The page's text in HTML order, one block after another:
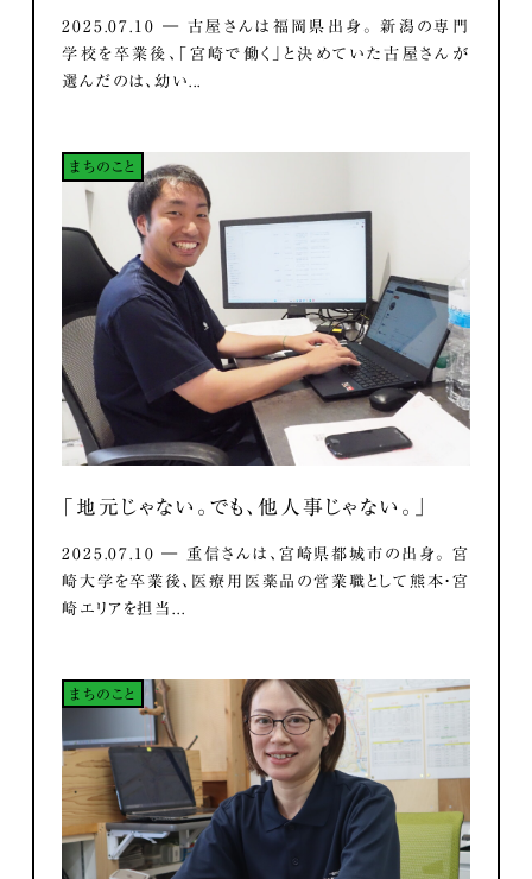
2025.07.10 ― 古屋さんは福岡県出身。 新潟の専門
学校を卒業後、「宮崎で働く」と決めていた古屋さんが
選んだのは、幼い...
まちのこと
「地元じゃない。でも、他人事じゃない。」
2025.07.10 ― 重信さんは、宮崎県都城市の出身。 宮
崎大学を卒業後、医療用医薬品の営業職として熊本・宮
崎エリアを担当...
まちのこと